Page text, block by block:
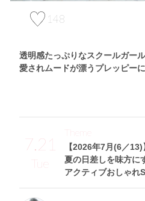
148
透明感たっぷりなスクールガー
愛されムードが漂うプレッピー
7.21
Tue
【2026年7月(6／13)
夏の日差しを味方に
アクティブおしゃれ
Theme